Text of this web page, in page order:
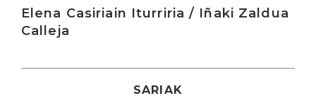
Elena Casiriain Iturriria / Iñaki Zaldua
Calleja
SARIAK